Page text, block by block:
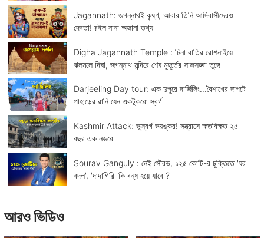
Jagannath: জগন্নাথই কৃষ্ণ, আবার তিনি আদিবাসীদেরও
দেবতা! রইল নানা অজানা তথ্য
Digha Jagannath Temple : চিনা বাতির রোশনাইয়ে
ঝলমলে দিঘা, জগন্নাথ মন্দিরে শেষ মুহূর্তের সাজসজ্জা তুঙ্গে
Darjeeling Day tour: এক দুপুরে দার্জিলিং...বৈশাখের দাপটে
পাহাড়ের রানি যেন একটুকরো স্বর্গ
Kashmir Attack: ভূস্বর্গ ভয়ঙ্কর! সন্ত্রাসে ক্ষতবিক্ষত ২৫
বছর এক নজরে
Sourav Ganguly : নেই সৌরভ, ১২৫ কোটি-র চুক্তিতে 'ঘর
বদল', 'দাদাগিরি' কি বন্ধ হয়ে যাবে ?
আরও ভিডিও